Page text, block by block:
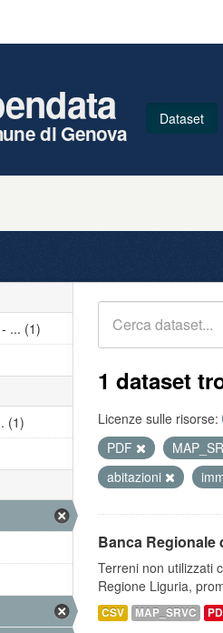
di Genova
Dataset
1 dataset
Licenze sulle risorse:
PDF
abitazioni
Banca Regionale
Terreni non utilizzati
Regione Liguria,
CSV MAP_SRVC
... (1)
(1)